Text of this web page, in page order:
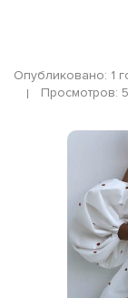
Опубликовано: 1
Просмотров: